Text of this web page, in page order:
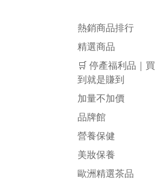
熱銷商品排行
精選商品
🛒 停產福利品｜買
到就是賺到
加量不加價
品牌館
營養保健
美妝保養
歐洲精選茶品